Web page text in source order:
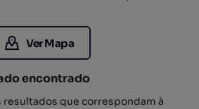
Ver Mapa
encontrado
resultados que correspondam à